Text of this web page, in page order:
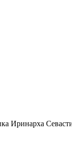
Иринарха